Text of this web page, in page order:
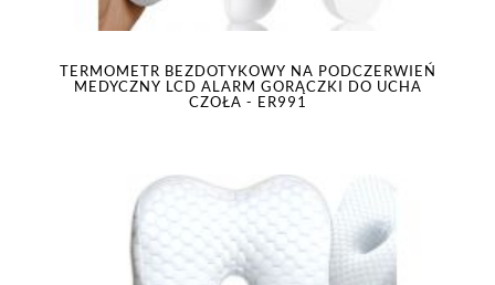
TERMOMETR BEZDOTYKOWY NA PODCZERWIEŃ
MEDYCZNY LCD ALARM GORĄCZKI DO UCHA
CZOŁA - ER991